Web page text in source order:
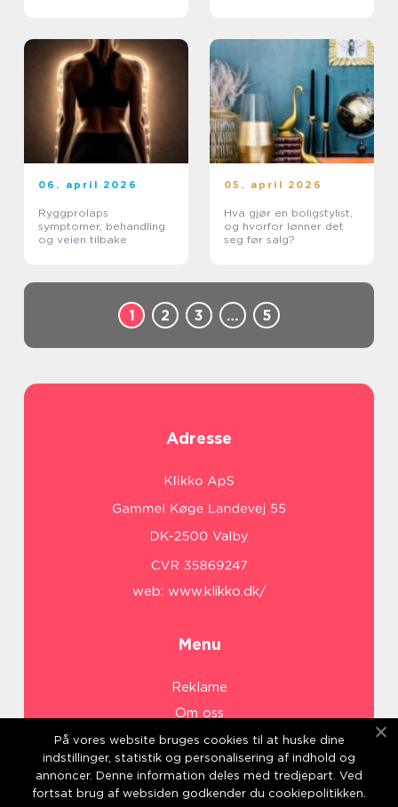
06. april 2026
Ryggprolaps
symptomer, behandling
og veien tilbake
05. april 2026
Hva gjør en boligstylist,
og hvorfor lønner det
seg før salg?
1 2 3 … 5
Adresse
web: www.klikko.dk/
Menu
Reklame
Om oss
Cookies
Kontakt Oss
Sitemap
På vores website bruges cookies til at huske dine
indstillinger, statistik og personalisering af indhold og
annoncer. Denne information deles med tredjepart. Ved
fortsat brug af websiden godkender du cookiepolitikken.